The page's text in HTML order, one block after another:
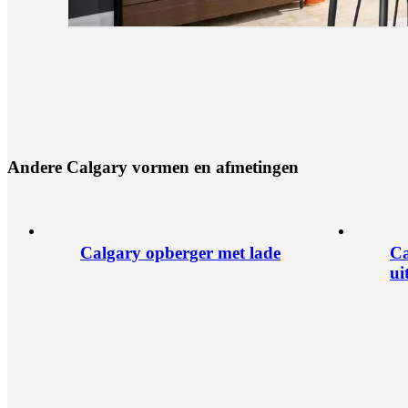
Andere Calgary vormen en afmetingen
Calgary opberger met lade